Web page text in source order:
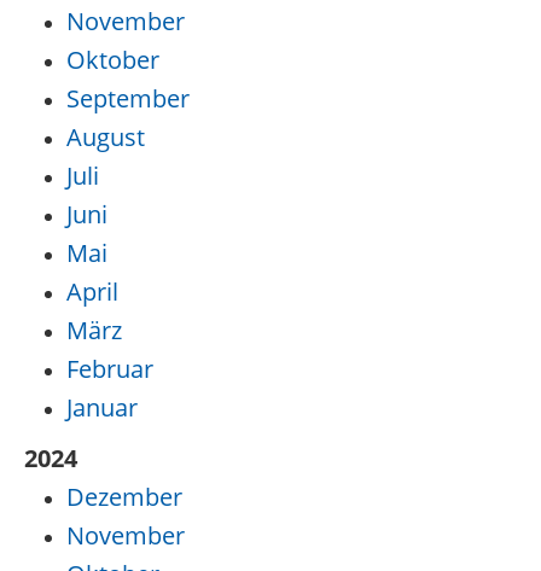
November
Oktober
September
August
Juli
Juni
Mai
April
März
Februar
Januar
2024
Dezember
November